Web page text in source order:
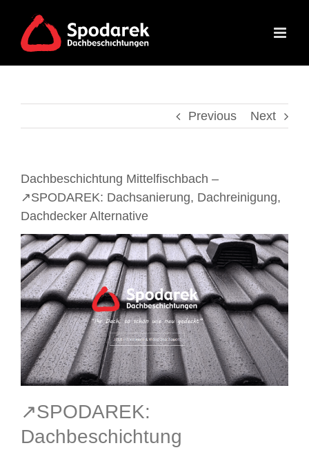
content
Previous Next
Dachbeschichtung Mittelfischbach –
↗️SPODAREK: Dachsanierung, Dachreinigung,
Dachdecker Alternative
↗️SPODAREK:
Dachbeschichtung